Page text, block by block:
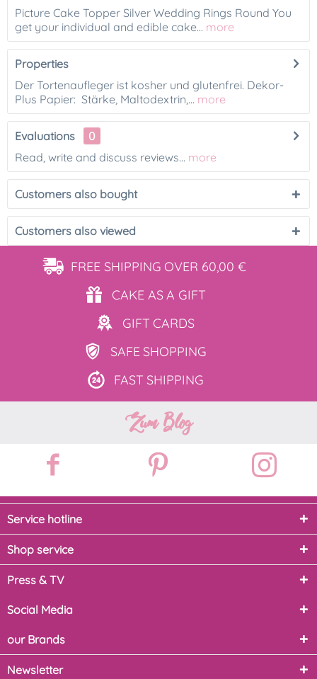
Picture Cake Topper Silver Wedding Rings Round You
get your individual and edible cake... more
Properties
Der Tortenaufleger ist kosher und glutenfrei. Dekor-
Plus Papier: Stärke, Maltodextrin,... more
Evaluations
0
Read, write and discuss reviews... more
Customers also bought
Customers also viewed
FREE SHIPPING OVER 60,00 €
CAKE ASA GIFT
GIFT CARDS
SAFE SHOPPING
FAST SHIPPING
Zum Blog
Service hotline
Shop service
Press & TV
Social Media
our Brands
Newsletter